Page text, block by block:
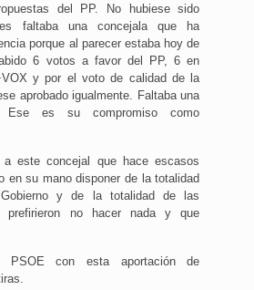
del PP. No hubiese sido
faltaba una concejala que ha
porque al parecer estaba hoy de
6 votos a favor del PP, 6 en
y por el voto de calidad de la
aprobado igualmente. Faltaba una
Ese es su compromiso como
a este concejal que hace escasos
en su mano disponer de la totalidad
y de la totalidad de las
prefirieron no hacer nada y que
PSOE con esta aportación de